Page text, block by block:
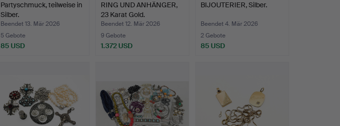
Partyschmuck, teilweise in
Silber.
Beendet 13. Mär 2026
5 Gebote
85 USD
RING UND ANHÄNGER,
23 Karat Gold.
Beendet 12. Mär 2026
9 Gebote
1.372 USD
BIJOUTERIER, Silber.
Beendet 4. Mär 2026
2 Gebote
85 USD